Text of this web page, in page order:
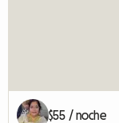
$55 / noche